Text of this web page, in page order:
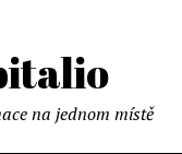
na jednom místě